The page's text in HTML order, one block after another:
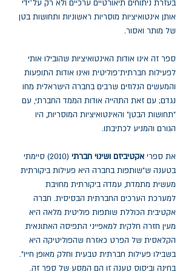
בעזרת ניתוחים תיאורטיים ערכיים ולא רק על־ידי
אותן אינטואיציות מוסריות ראשוניות ותחושות בטן
של מותר ואסור.
ספר זה אינו אודות האינטואיציות שהובילו אותי
לפעילות חברתית־פוליטית ואינו אודות התופעות
והמעשים הנלוזים שרבים בחברה הישראלית מחו
נגדם; עם זאת התהייה אודות הממד החברתי, עם
"תחושות הבטן" והאינטואיציות המוסריות, היו
הגורם והמניע לכתיבתו.
את ספרי אקטיביזם ושינוי חברתי
(2010) סיימתי
בטענה ש"שותפות בחברה היא פעילות ביקורתית
מעשית מתמדת, עמדה ביקורתית מחויבת
למערכת הערכים החברתית הבסיסית. חברה
אקטיבית הכוללת שותפות פוליטית מלאה היא
מעין חזרה חלקית למאפייני התפיסה האתונאית
הקלאסית של הפרט כאזרח שהפוליטיקה היא
בשבילו פעילות חברתית טבעית וחלק מאופן חייו".
בחינה וביסוס טענה זו הם המסע של ספר זה.